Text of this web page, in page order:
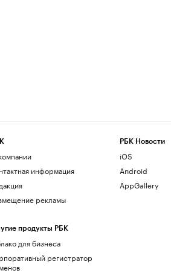
информация
рекламы
продукты РБК
для бизнеса
регистратор
РБК Новости
iOS
Android
AppGallery